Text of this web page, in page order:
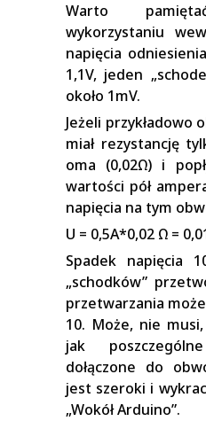
Warto
wykorzystaniu
napięcia
1,1V, jeden
około 1mV.
Jeżeli przykładowo
miał rezystancję
oma (0,02Ω) i
wartości pół
napięcia na tym
U = 0,5A*0,02 Ω =
Spadek napięcia
„schodków”
przetwarzania
10. Może, nie
jak
dołączone do
jest szeroki i
„Wokół Arduino”.